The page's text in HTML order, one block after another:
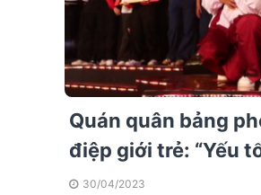
Quán quân bảng
điệp giới trẻ: “Yếu
30/04/2023